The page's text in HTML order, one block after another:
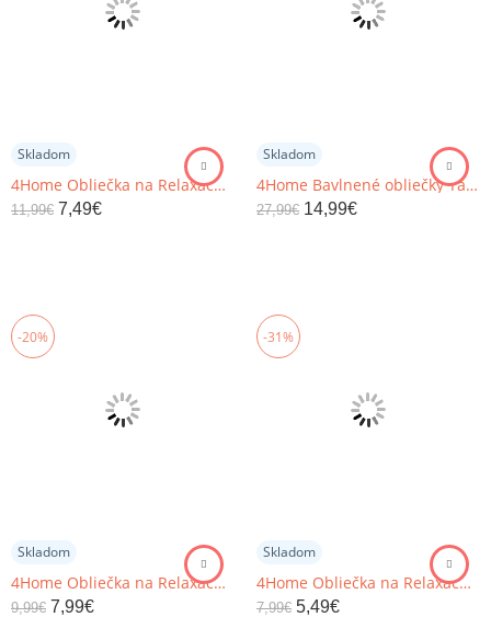
Skladom
4Home Obliečka na Relaxačný vankúš Náhradný manžel Galaxy čiernobiela, 55 x 180 cm
11,99€ 7,49€
Skladom
4Home Bavlnené obliečky Tango, 140 x 200 cm, 70 x 90 cm
27,99€ 14,99€
-20%
Skladom
4Home Obliečka na Relaxačný vankúš Náhradný manžel Galaxy čiernobiela, 50 x 150 cm
9,99€ 7,99€
-31%
Skladom
4Home Obliečka na Relaxačný vankúš Náhradný manžel Galaxy čiernobiela, 45 x 120 cm
7,99€ 5,49€